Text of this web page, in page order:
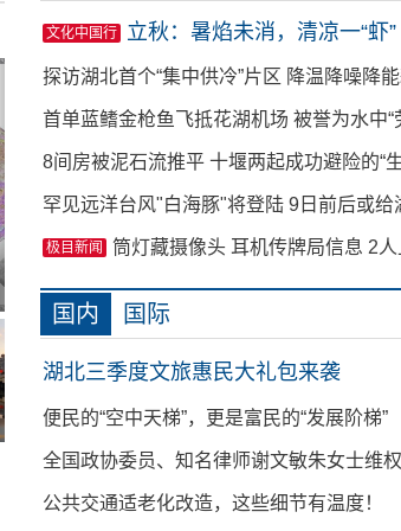
文化中国行 立秋：暑焰未消，清凉一“虾”
探访湖北首个“集中供冷”片区 降温降噪降
首单蓝鳍金枪鱼飞抵花湖机场 被誉为水中“
8间房被泥石流推平 十堰两起成功避险的“
罕见远洋台风"白海豚"将登陆 9日前后或给
极目新闻
长阳九旬老人离世捐献遗体 生命
筒灯藏摄像头 耳机传牌局信息 2人
四千亩鱼塘遇“灭顶之灾” 洪湖电力
武汉新洲有位“放风筝老师” 一松一
电力工人高温里“调养”变压器 记者
记者体验烈日下环卫工作 5分钟后
1800毫升救命“熊猫血”驰援江城 四
国内 国际
湖北三季度文旅惠民大礼包来袭
便民的“空中天梯”，更是富民的“发展阶梯”
全国政协委员、知名律师谢文敏朱女士维权
公共交通适老化改造，这些细节有温度！